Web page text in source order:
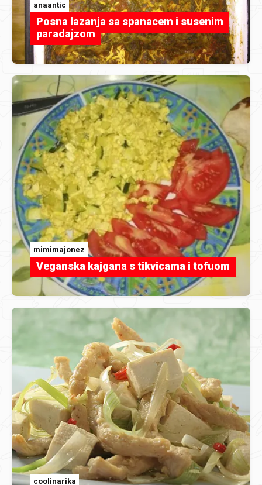
anaantic
Posna lazanja sa spanacem i susenim
paradajzom
mimimajonez
Veganska kajgana s tikvicama i tofuom
coolinarika